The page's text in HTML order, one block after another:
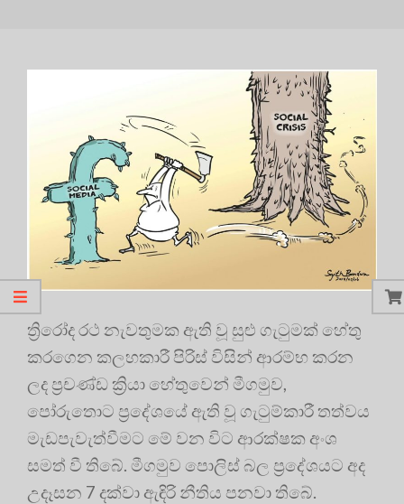
ත්‍රිරෝද රථ නැවතුමක ඇති වූ සුළු ගැටුමක් හේතු
කරගෙන කලහකාරී පිරිස් විසින් ආරම්භ කරන
ලද ප්‍රචණ්ඩ ක්‍රියා හේතුවෙන් මීගමුව,
පෝරුතොට ප්‍රදේශයේ ඇති වූ ගැටුම්කාරී තත්වය
මැඩපැවැත්වීමට මේ වන විට ආරක්ෂක අංශ
සමත් වී තිබේ. මීගමුව පොලිස් බල ප්‍රදේශයට අද
උදෑසන 7 දක්වා ඇඳිරි නීතිය පනවා තිබේ.